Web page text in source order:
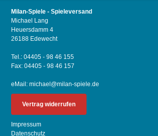
Milan-Spiele - Spieleversand
Michael Lang
Heuersdamm 4
26188 Edewecht
Tel.: 04405 - 98 46 155
Fax: 04405 - 98 46 157
eMail:michael@milan-spiele.de
Vertrag widerrufen
Impressum
Datenschutz